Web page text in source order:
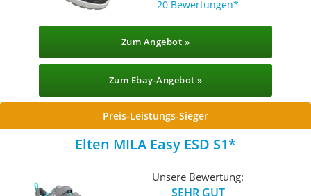
20 Bewertungen
Zum Angebot »
Zum Ebay-Angebot »
Preis-Leistungs-Sieger
Elten MILA Easy ESD S1
Unsere Bewertung:
SEHR GUT